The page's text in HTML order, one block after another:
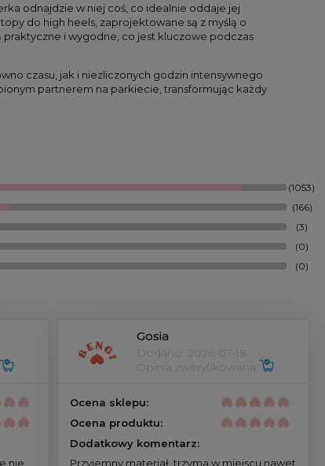
odnajdzie w niej coś, co idealnie oddaje jej
do high heels, zaprojektowane są z myślą o
i wygodne, co jest kluczowe podczas
czasu, jak i niezliczonych godzin intensywnego
partnerem na parkiecie, transformując każdy
(1053)
(166)
(3)
(0)
(0)
nie
Gosia
Dodano: 2026-07-18
Opinia zweryfikowana
Ocena sklepu:
Ocena produktu:
Dodatkowy komentarz:
Przyjemny materiał, trzyma w miejscu nawet